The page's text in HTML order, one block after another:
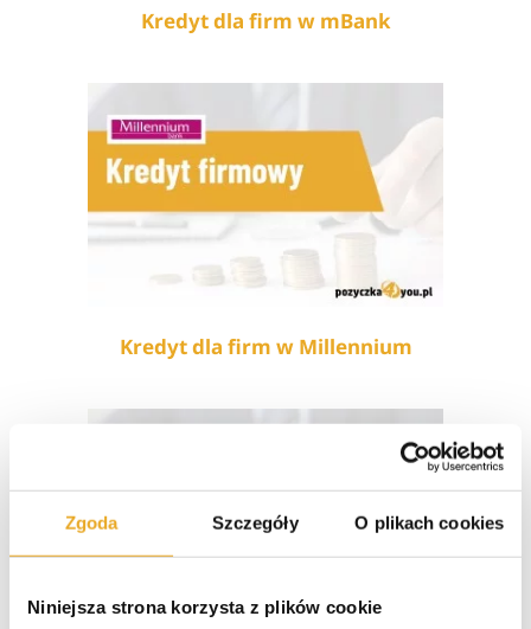
Zgoda Szczegóły O plikach cookies
Niniejsza strona korzysta z plików cookie
Kredyt dla firm w mBank
Kredyt dla firm w Millennium